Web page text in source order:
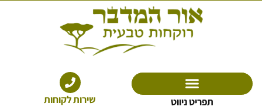
תפריט ניווט שירות לקוחות